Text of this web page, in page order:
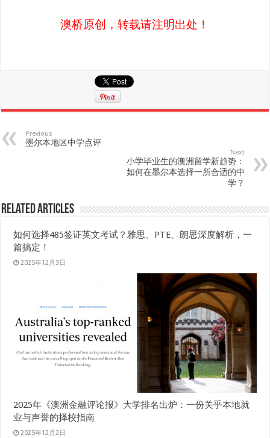
澳桥原创，转载请注明出处！
Previous
墨尔本地区中学点评
Next
小学毕业生的澳洲留学新趋势：
如何在墨尔本选择一所合适的中
学？
Related Articles
如何选择485签证英文考试？雅思、PTE、朗思深度解析，一
篇搞定！
2025年12月3日
2025年《澳洲金融评论报》大学排名出炉：一份关乎本地就
业与声誉的择校指南
2025年12月2日